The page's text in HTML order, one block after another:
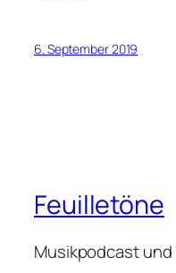
6. September 2019
Feuilletöne
Musikpodcast